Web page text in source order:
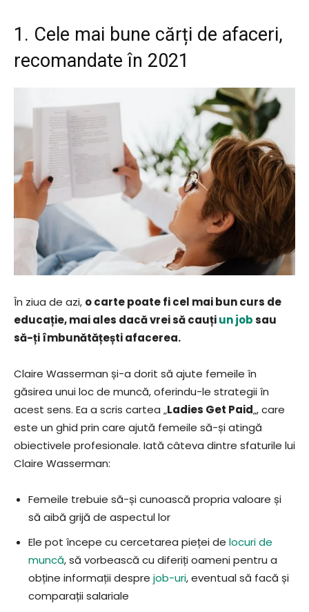
1. Cele mai bune cărți de afaceri,
recomandate în 2021
În ziua de azi, o carte poate fi cel mai bun curs de
educație, mai ales dacă vrei să cauțiun jobsau
să-ți îmbunătățești afacerea.
Claire Wasserman și-a dorit să ajute femeile în
găsirea unui loc de muncă, oferindu-le strategii în
acest sens. Ea a scris cartea „Ladies Get Paid„, care
este un ghid prin care ajută femeile să-și atingă
obiectivele profesionale. Iată câteva dintre sfaturile lui
Claire Wasserman:
Femeile trebuie să-și cunoască propria valoare și
să aibă grijă de aspectul lor
Ele pot începe cu cercetarea pieței de locuri de
muncă, să vorbească cu diferiți oameni pentru a
obține informații despre job-uri, eventual să facă și
comparații salariale